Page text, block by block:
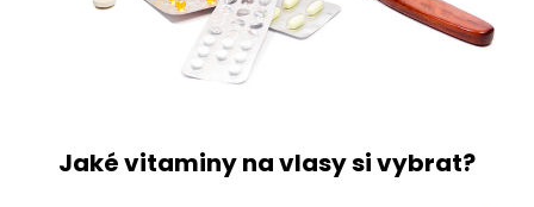
Jaké vitaminy na vlasy si vybrat?